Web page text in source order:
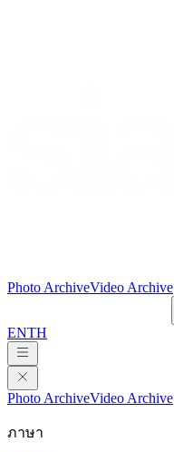
Photo ArchiveVideo Archive
ENTH
Photo ArchiveVideo Archive
ภาษา